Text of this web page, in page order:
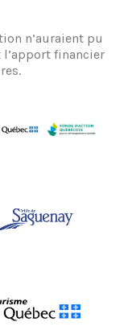
n’auraient pu
financier